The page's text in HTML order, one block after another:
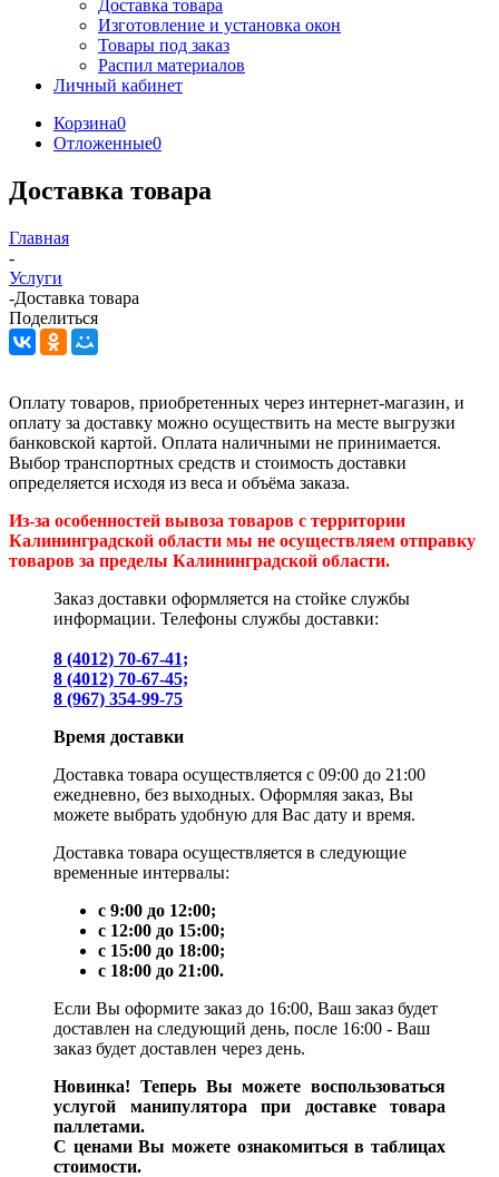
Доставка товара
Изготовление и установка окон
Товары под заказ
Распил материалов
Личный кабинет
Корзина0
Отложенные0
Доставка товара
Главная
-
Услуги
-Доставка товара
Поделиться
Оплату товаров, приобретенных через интернет-магазин, и
оплату за доставку можно осуществить на месте выгрузки
банковской картой. Оплата наличными не принимается.
Выбор транспортных средств и стоимость доставки
определяется исходя из веса и объёма заказа.
Из-за особенностей вывоза товаров с территории
Калининградской области мы не осуществляем отправку
товаров за пределы Калининградской области.
Заказ доставки оформляется на стойке службы
информации. Телефоны службы доставки:
8 (4012) 70-67-41;
8 (4012) 70-67-45;
8 (967) 354-99-75
Время доставки
Доставка товара осуществляется с 09:00 до 21:00
ежедневно, без выходных. Оформляя заказ, Вы
можете выбрать удобную для Вас дату и время.
Доставка товара осуществляется в следующие
временные интервалы:
с 9:00 до 12:00;
с 12:00 до 15:00;
с 15:00 до 18:00;
с 18:00 до 21:00.
Если Вы оформите заказ до 16:00, Ваш заказ будет
доставлен на следующий день, после 16:00 - Ваш
заказ будет доставлен через день.
Новинка! Теперь Вы можете воспользоваться
услугой манипулятора при доставке товара
паллетами.
С ценами Вы можете ознакомиться в таблицах
стоимости.